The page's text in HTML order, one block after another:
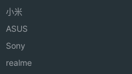
◎ 支援 microSD 記憶卡
連接與應用
本
小米
ASUS
Sony
realme